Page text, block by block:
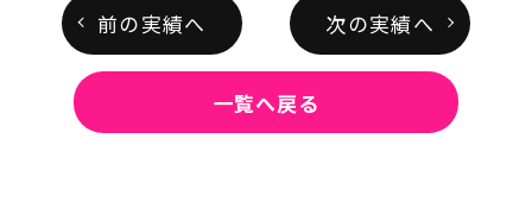
前の実績へ 次の実績へ
一覧へ戻る